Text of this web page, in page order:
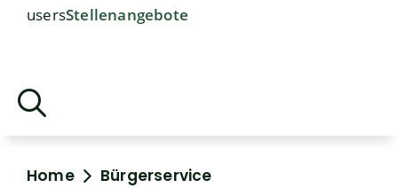
usersStellenangebote
Home
Bürgerservice